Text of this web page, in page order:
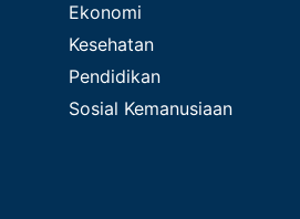
Ekonomi
Kesehatan
Pendidikan
Sosial Kemanusiaan